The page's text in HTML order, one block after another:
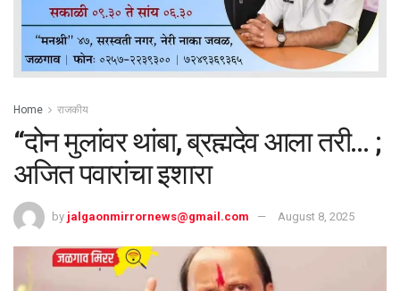
Home राजकीय
“दोन मुलांवर थांबा, ब्रह्मदेव आला तरी… ;
अजित पवारांचा इशारा
by jalgaonmirrornews@gmail.com August 8, 2025